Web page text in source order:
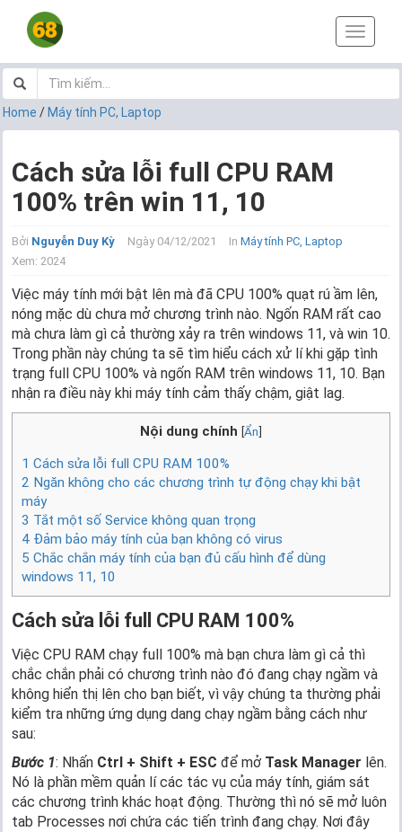
T
o
g
n
Home / Máy tính PC, Laptop
Cách sửa lỗi full CPU RAM
100% trên win 11, 10
Bởi Nguyễn Duy Kỳ Ngày 04/12/2021 In Máy tính PC, Laptop
Xem: 2024
Việc máy tính mới bật lên mà đã CPU 100% quạt rú ầm lên,
nóng mặc dù chưa mở chương trình nào. Ngốn RAM rất cao
mà chưa làm gì cả thường xảy ra trên windows 11, và win 10.
Trong phần này chúng ta sẽ tìm hiểu cách xử lí khi gặp tình
trạng full CPU 100% và ngốn RAM trên windows 11, 10. Bạn
nhận ra điều này khi máy tính cảm thấy chậm, giật lag.
Nội dung chính [Ẩn]
1 Cách sửa lỗi full CPU RAM 100%
2 Ngăn không cho các chương trình tự động chạy khi bật
máy
3 Tắt một số Service không quan trọng
4 Đảm bảo máy tính của bạn không có virus
5 Chắc chắn máy tính của bạn đủ cấu hình để dùng
windows 11, 10
Cách sửa lỗi full CPU RAM 100%
Việc CPU RAM chạy full 100% mà bạn chưa làm gì cả thì
chắc chắn phải có chương trình nào đó đang chạy ngầm và
không hiển thị lên cho bạn biết, vì vậy chúng ta thường phải
kiểm tra những ứng dụng dang chạy ngầm bằng cách như
sau:
Bước 1: Nhấn Ctrl + Shift + ESC để mở Task Manager lên.
Nó là phần mềm quản lí các tác vụ của máy tính, giám sát
các chương trình khác hoạt động. Thường thì nó sẽ mở luôn
tab Processes nơi chứa các tiến trình đang chạy. Nơi đây